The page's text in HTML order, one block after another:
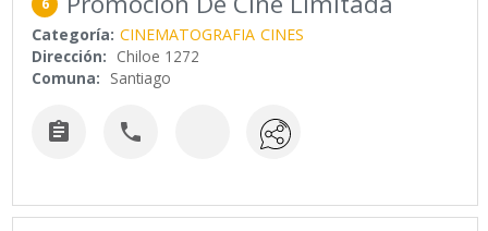
Categoría: CINEMATOGRAFIA CINES
Dirección: Chiloe 1272
Comuna: Santiago
 